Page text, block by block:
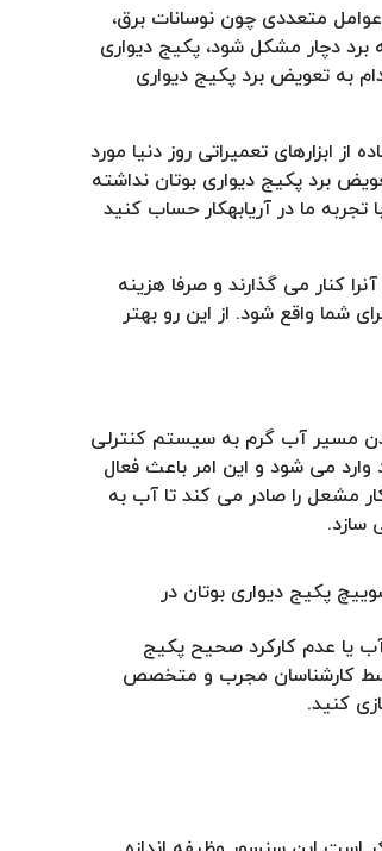
متعددی چون نوسانات برق،
دچار مشکل شود، پکیج دیواری
به تعویض برد پکیج دیواری
تعمیراتی روز دنیا مورد
برد پکیج دیواری بوتان نداشته
ما در آریابهکار حساب کنید
کنار می گذارند و صرفا هزینه
شما واقع شود. از این رو بهتر
مسیر آب گرم به سیستم کنترلی
می شود و این امر باعث فعال
مشعل را صادر می کند تا آب به
سازد.
پکیج دیواری بوتان در
یا عدم کارکرد صحیح پکیج
کارشناسان مجرب و متخصص
کنید.